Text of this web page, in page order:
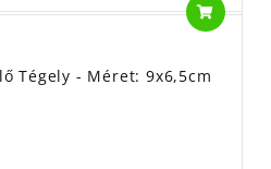
Tégely - Méret: 9x6,5cm